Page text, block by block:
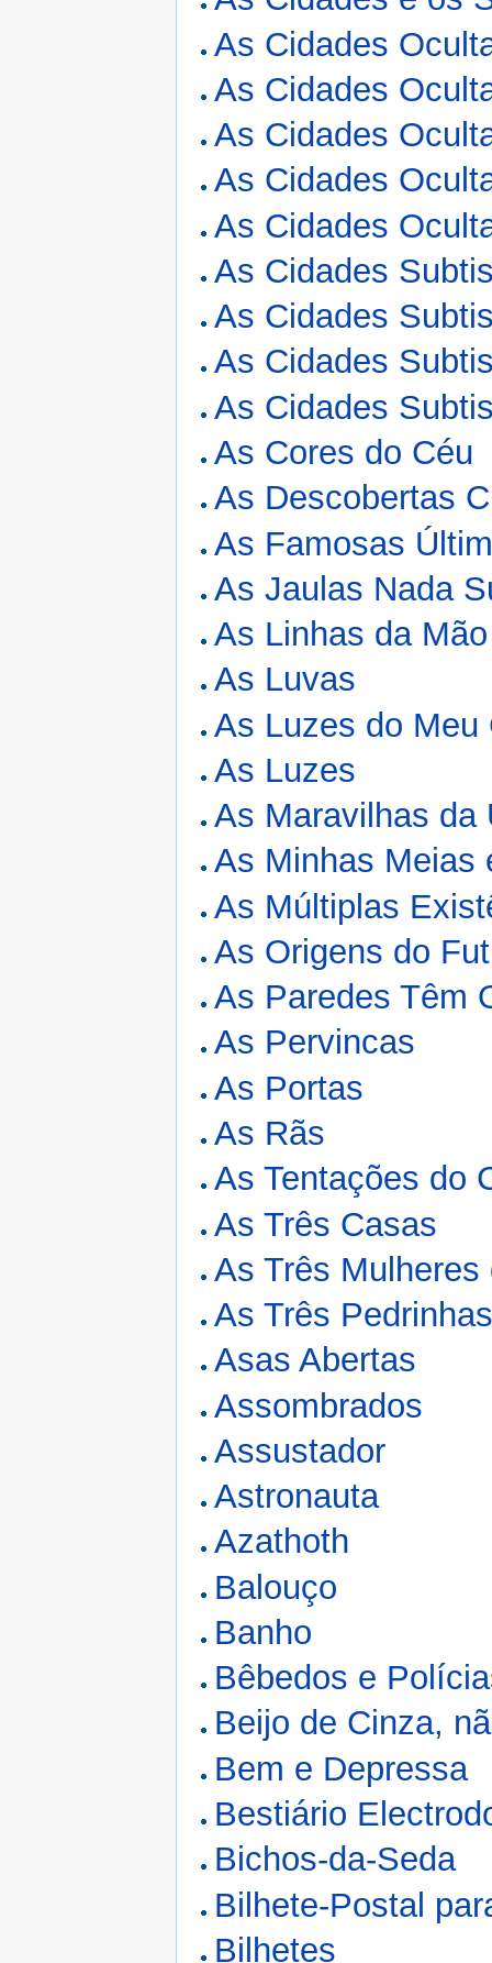
As Cidades
As Cidades
As Cidades
As Cidades
As Cidades
As Cidades
As Cidades
As Cidades
As Cidades
As Cores do Céu
As Descobertas
As Famosas
As Jaulas Nada
As Linhas da Mão
As Luvas
As Luzes do Meu
As Luzes
As Maravilhas da
As Minhas Meias
As Múltiplas
As Origens do
As Paredes Têm
As Pervincas
As Portas
As Rãs
As Tentações do
As Três Casas
As Três Mulheres
As Três
Asas Abertas
Assombrados
Assustador
Astronauta
Azathoth
Balouço
Banho
Bêbedos e
Beijo de Cinza,
Bem e Depressa
Bestiário
Bichos-da-Seda
Bilhete-Postal
Bilhetes